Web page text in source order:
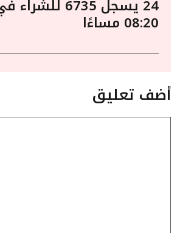
24 يسجل 6735
08:20 مساءًا
أضف تعليق